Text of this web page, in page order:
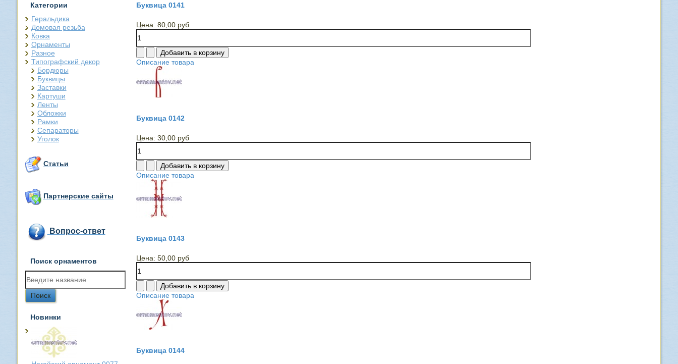
Категории
Геральдика
Домовая резьба
Ковка
Орнаменты
Разное
Типографский декор
Бордюры
Буквицы
Заставки
Картуши
Ленты
Обложки
Рамки
Сепараторы
Уголок
Статьи
Партнерские сайты
Вопрос-ответ
Поиск орнаментов
Новинки
Буквица 0141
Цена: 80,00 руб
Описание товара
Буквица 0142
Цена: 30,00 руб
Описание товара
Буквица 0143
Цена: 50,00 руб
Описание товара
Буквица 0144